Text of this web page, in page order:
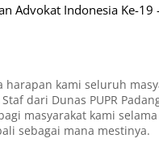
Advokat Indonesia Ke-19
harapan kami seluruh
dari Dunas PUPR
masyarakat kami
sebagai mana mestinya.